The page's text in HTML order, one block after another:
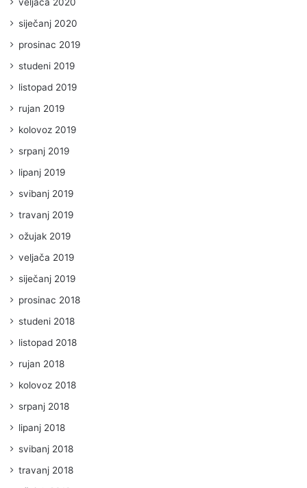
siječanj 2020
prosinac 2019
studeni 2019
listopad 2019
rujan 2019
kolovoz 2019
srpanj 2019
lipanj 2019
svibanj 2019
travanj 2019
ožujak 2019
veljača 2019
siječanj 2019
prosinac 2018
studeni 2018
listopad 2018
rujan 2018
kolovoz 2018
srpanj 2018
lipanj 2018
svibanj 2018
travanj 2018